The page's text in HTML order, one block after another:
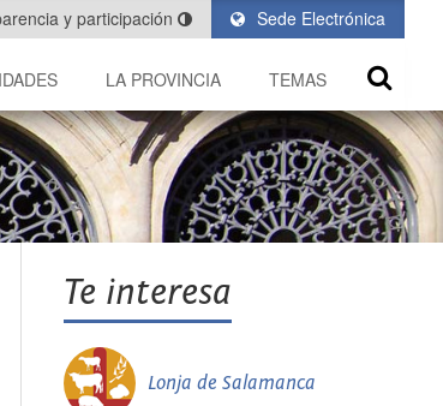
Sede Electrónica
y participación
LA PROVINCIA TEMAS
Te interesa
Lonja de Salamanca